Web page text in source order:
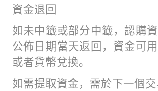
資金退回
如未中籤或部分中籤，認購
公佈日期當天返回，資金可
或者貨幣兌換。
如需提取資金，需於下一個交